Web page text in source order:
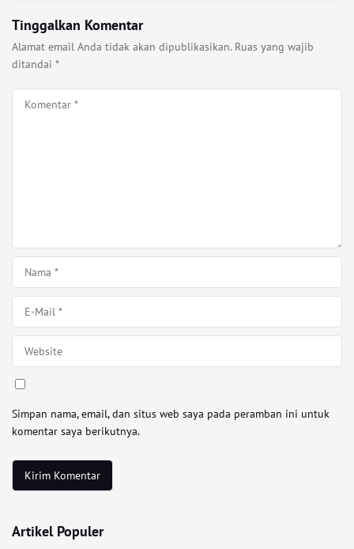
Tinggalkan Komentar
Alamat email Anda tidak akan dipublikasikan. Ruas yang wajib
ditandai *
Simpan nama, email, dan situs web saya pada peramban ini untuk
komentar saya berikutnya.
Artikel Populer